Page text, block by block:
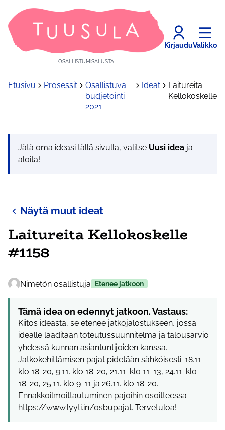
OSALLISTUMISALUSTA
KirjauduValikko
Etusivu Prosessit
Osallistuva
budjetointi
2021
Ideat
Laitureita
Kellokoskelle
Jätä oma ideasi tällä sivulla, valitse Uusi idea ja
aloita!
Näytä muut ideat
Laitureita Kellokoskelle
#1158
Nimetön osallistuja Etenee jatkoon
Tämä idea on edennyt jatkoon. Vastaus:
Kiitos ideasta, se etenee jatkojalostukseen, jossa
idealle laaditaan toteutussuunnitelma ja talousarvio
yhdessä kunnan asiantuntijoiden kanssa.
Jatkokehittämisen pajat pidetään sähköisesti: 18.11.
klo 18-20, 9.11. klo 18-20, 21.11. klo 11-13, 24.11. klo
18-20, 25.11. klo 9-11 ja 26.11. klo 18-20.
Ennakkoilmoittautuminen pajoihin osoitteessa
https://www.lyyti.in/osbupajat. Tervetuloa!